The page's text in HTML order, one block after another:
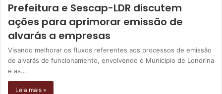
Prefeitura e Sescap-LDR discutem
ações para aprimorar emissão de
alvarás a empresas
Visando melhorar os fluxos referentes aos processos de emissão
de alvarás de funcionamento, envolvendo o Município de Londrina
e as…
Leia mais »